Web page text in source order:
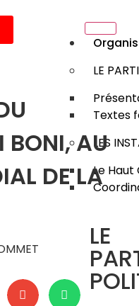
LE
Textes
LES
Le Haut
LE
BONI, AU
DE LA